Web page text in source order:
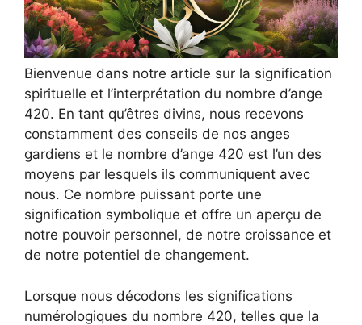
Bienvenue dans notre article sur la signification
spirituelle et l’interprétation du nombre d’ange
420. En tant qu’êtres divins, nous recevons
constamment des conseils de nos anges
gardiens et le nombre d’ange 420 est l’un des
moyens par lesquels ils communiquent avec
nous. Ce nombre puissant porte une
signification symbolique et offre un aperçu de
notre pouvoir personnel, de notre croissance et
de notre potentiel de changement.
Lorsque nous décodons les significations
numérologiques du nombre 420, telles que la